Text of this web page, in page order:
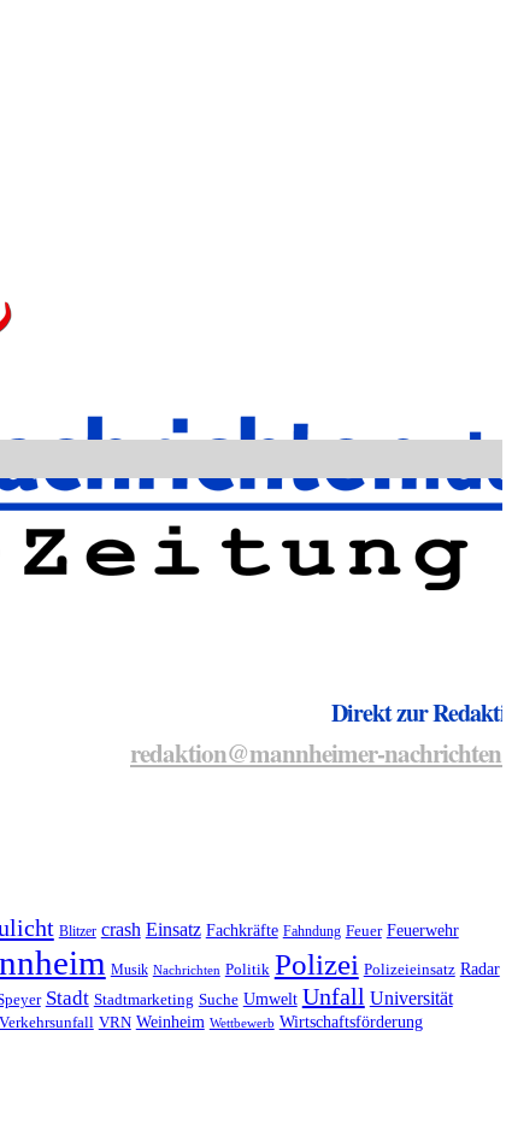
Direkt zur
redaktion@mannheimer-
Blitzer crash Einsatz Fachkräfte Fahndung Feuer Feuerwehr
Musik Nachrichten Politik Polizei Polizeieinsatz Radar
Stadt Stadtmarketing Suche Umwelt Unfall Universität
Verkehrsunfall VRN Weinheim Wettbewerb Wirtschaftsförderung